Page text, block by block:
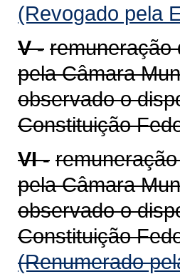
(Revogado pela
V - remuneração
pela Câmara
observado o
Constituição
VI -
pela Câmara
observado o
Constituição
(Renumerado